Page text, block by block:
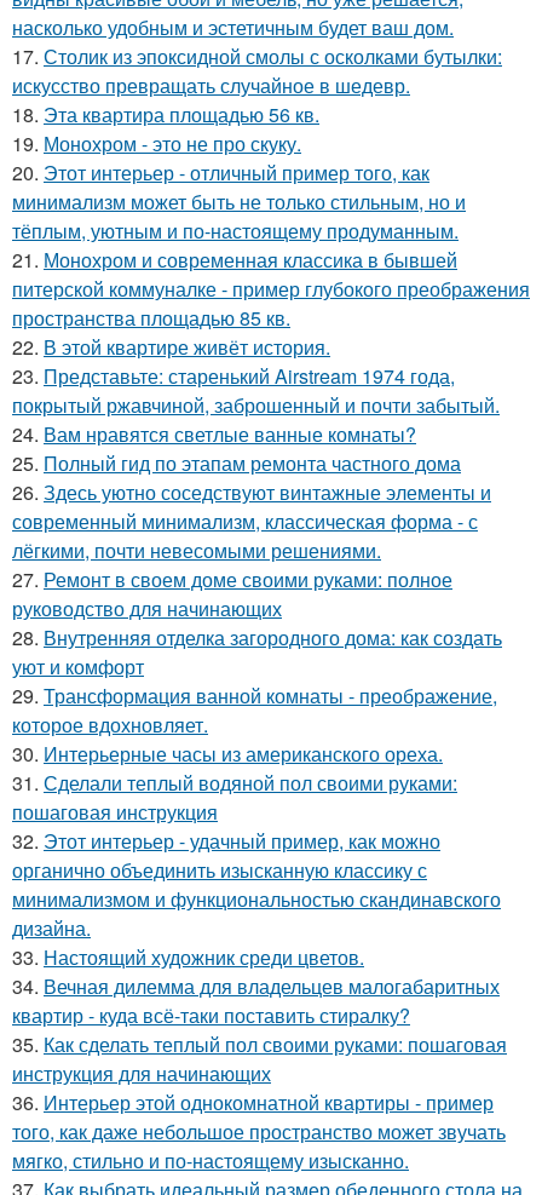
насколько удобным и эстетичным будет ваш дом.
17. Столик из эпоксидной смолы с осколками бутылки:
искусство превращать случайное в шедевр.
18. Эта квартира площадью 56 кв.
19. Монохром - это не про скуку.
20. Этот интерьер - отличный пример того, как
минимализм может быть не только стильным, но и
тёплым, уютным и по-настоящему продуманным.
21. Монохром и современная классика в бывшей
питерской коммуналке - пример глубокого преображения
пространства площадью 85 кв.
22. В этой квартире живёт история.
23. Представьте: старенький Airstream 1974 года,
покрытый ржавчиной, заброшенный и почти забытый.
24. Вам нравятся светлые ванные комнаты?
25. Полный гид по этапам ремонта частного дома
26. Здесь уютно соседствуют винтажные элементы и
современный минимализм, классическая форма - с
лёгкими, почти невесомыми решениями.
27. Ремонт в своем доме своими руками: полное
руководство для начинающих
28. Внутренняя отделка загородного дома: как создать
уют и комфорт
29. Трансформация ванной комнаты - преображение,
которое вдохновляет.
30. Интерьерные часы из американского ореха.
31. Сделали теплый водяной пол своими руками:
пошаговая инструкция
32. Этот интерьер - удачный пример, как можно
органично объединить изысканную классику с
минимализмом и функциональностью скандинавского
дизайна.
33. Настоящий художник среди цветов.
34. Вечная дилемма для владельцев малогабаритных
квартир - куда всё-таки поставить стиралку?
35. Как сделать теплый пол своими руками: пошаговая
инструкция для начинающих
36. Интерьер этой однокомнатной квартиры - пример
того, как даже небольшое пространство может звучать
мягко, стильно и по-настоящему изысканно.